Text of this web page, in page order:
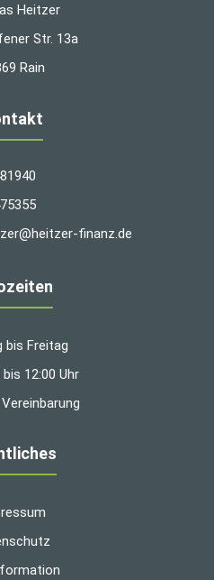
Heitzer
Str. 13a
Rain
finanz.de
bis Freitag
bis 12:00 Uhr